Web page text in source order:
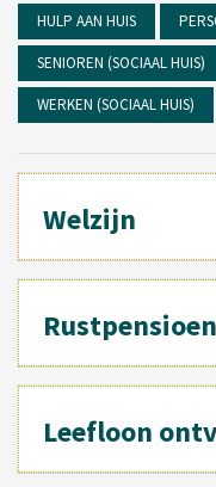
HULP AAN HUIS
SENIOREN (SOCIAAL HUIS)
WERKEN (SOCIAAL HUIS)
Welzijn
Rustpensioen
Leefloon